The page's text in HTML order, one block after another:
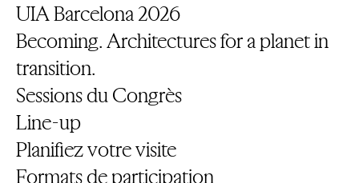
UIA Barcelona 2026
Becoming. Architectures for a planet in
transition.
Sessions du Congrès
Line-up
Planifiez votre visite
Formats de participation